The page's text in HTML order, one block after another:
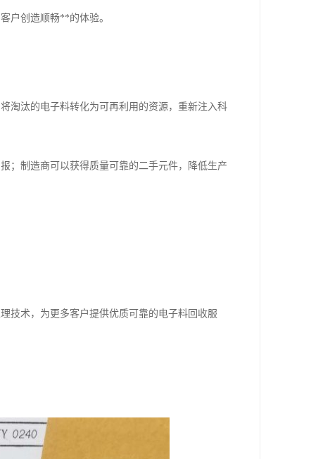
户创造顺畅**的体验。
淘汰的电子料转化为可再利用的资源，重新注入科
；制造商可以获得质量可靠的二手元件，降低生产
技术，为更多客户提供优质可靠的电子料回收服